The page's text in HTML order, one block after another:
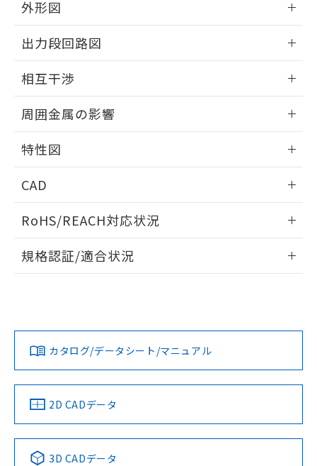
外形図
外形図
出力段回路図
出力段回路図
タイムチャート
相互干渉
相互干渉
A: 120mm以上、B: 100mm以上
周囲金属の影響
周囲金属の影響
以上、n: 50mm以上
特性図
検出物体の大きさと材質による影響
検出領域
CAD
ドすることができます。
ログイン/会員登録
ダウンロードデータをご利用いただく前に、以下を必ずお読
みください。
ソフトウェアの使用条件
RoHS/REACH対応状況
EU RoHS 注意事項・凡例
対応済み
中国 RoHS 注意事項・凡例
規格認証/適合状況
LR型式承認
（イギリス
船舶規格）
DNV型式承認
（ノルウェー
BV型式承認
（フランス
KR型式
（韓国
No No No No
カタログ/データシート/マニュアル
2D CADデータ
3D CADデータ
用者の範囲」に記載されている法人を
指します。
51物質の非含有証明書（当社基準）
ものではありません。
また、RoHS指令のフタル酸エステル類４
物質の対応では、対応完了までの期間は出
荷製品に未対応品が混在することから備考
欄に対応日を記載しておりました。
既に当社にて対応品への在庫切替を完了
り、2022年1月12日より割愛しておりま
す。